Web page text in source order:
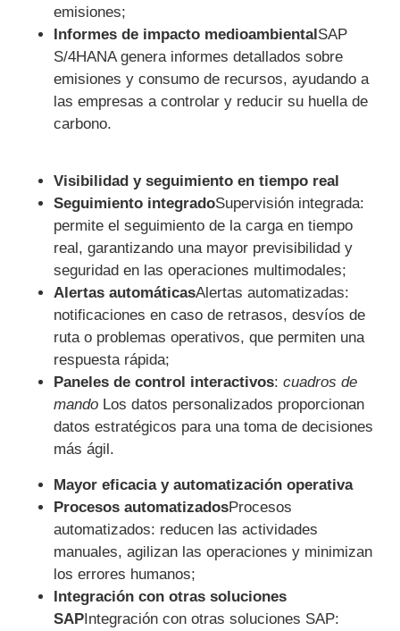
emisiones;
Informes de impacto medioambientalSAP
S/4HANA genera informes detallados sobre
emisiones y consumo de recursos, ayudando a
las empresas a controlar y reducir su huella de
carbono.
Visibilidad y seguimiento en tiempo real
Seguimiento integradoSupervisión integrada:
permite el seguimiento de la carga en tiempo
real, garantizando una mayor previsibilidad y
seguridad en las operaciones multimodales;
Alertas automáticasAlertas automatizadas:
notificaciones en caso de retrasos, desvíos de
ruta o problemas operativos, que permiten una
respuesta rápida;
Paneles de control interactivos: cuadros de
mando Los datos personalizados proporcionan
datos estratégicos para una toma de decisiones
más ágil.
Mayor eficacia y automatización operativa
Procesos automatizadosProcesos
automatizados: reducen las actividades
manuales, agilizan las operaciones y minimizan
los errores humanos;
Integración con otras soluciones
SAPIntegración con otras soluciones SAP: